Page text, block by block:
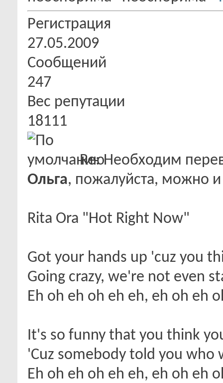
Регистрация
27.05.2009
Сообщений
247
Вес репутации
18111
Re: Необходим
Ольга, пожалуйста, можно
Rita Ora "Hot Right Now"
Got your hands up 'cuz you
Going crazy, we're not even
Eh oh eh oh eh eh, eh oh eh
It's so funny that you think
'Cuz somebody told you who
Eh oh eh oh eh eh, eh oh eh